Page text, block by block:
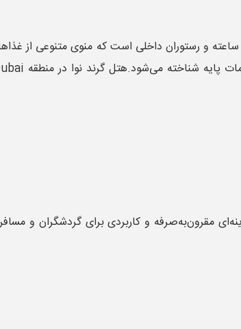
اتاق‌ها دارای بالکن یا تراس با دید شهری هستند. هتل همچنین دارای پذیرش ۲۴ ساعته و
مقرون‌به‌صرفه و کاربردی برای گردشگران و